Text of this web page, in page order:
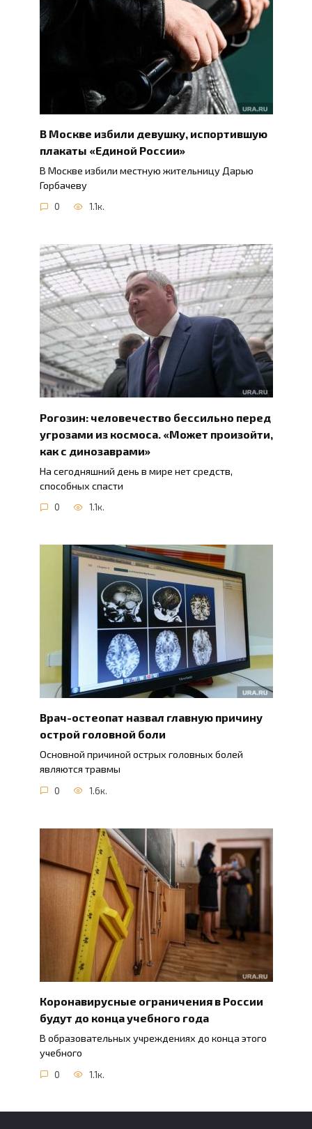
В Москве избили девушку, испортившую
плакаты «Единой России»
В Москве избили местную жительницу Дарью
Горбачеву
0 1.1к.
Рогозин: человечество бессильно перед
угрозами из космоса. «Может произойти,
как с динозаврами»
На сегодняшний день в мире нет средств,
способных спасти
0 1.1к.
Врач-остеопат назвал главную причину
острой головной боли
Основной причиной острых головных болей
являются травмы
0 1.6к.
Коронавирусные ограничения в России
будут до конца учебного года
В образовательных учреждениях до конца этого
учебного
0 1.1к.